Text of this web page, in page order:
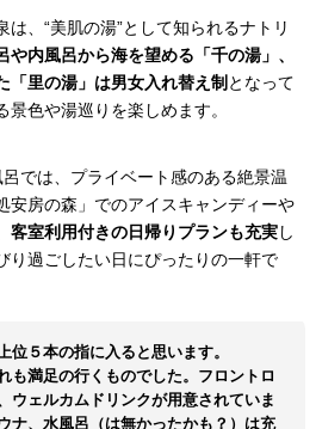
、“美肌の湯”として知られるナトリ
や内風呂から海を望める「千の湯」、
「里の湯」は男女入れ替え制 となって
色や湯巡りを楽しめます。
では、プライベート感のある絶景温
安房の森」でのアイスキャンディーや
客室利用付きの日帰りプランも充実し
り過ごしたい日にぴったりの一軒で
位５本の指に入ると思います。
も満足の行くものでした。フロントロ
ウェルカムドリンクが用意されていま
ナ、水風呂（は無かったかも？）は充